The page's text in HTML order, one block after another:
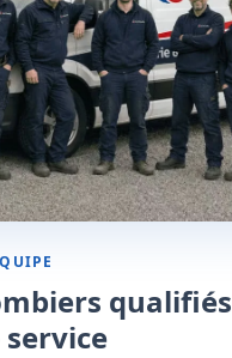
qualifiés